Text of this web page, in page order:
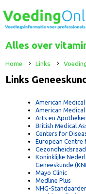
Alles over
Home Links
Links
American
American
Arts en
British Medical
Centers for
European
Koninklijke
Geneeskunde
Mayo Clinic
Medline Plus